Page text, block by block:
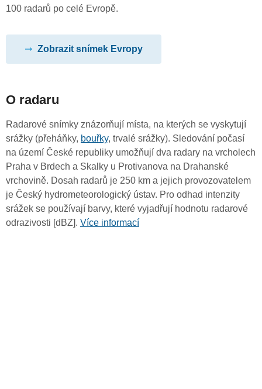
100 radarů po celé Evropě.
Zobrazit snímek Evropy
O radaru
Radarové snímky znázorňují místa, na kterých se vyskytují
srážky (přeháňky, bouřky, trvalé srážky). Sledování počasí
na území České republiky umožňují dva radary na vrcholech
Praha v Brdech a Skalky u Protivanova na Drahanské
vrchovině. Dosah radarů je 250 km a jejich provozovatelem
je Český hydrometeorologický ústav. Pro odhad intenzity
srážek se používají barvy, které vyjadřují hodnotu radarové
odrazivosti [dBZ]. Více informací